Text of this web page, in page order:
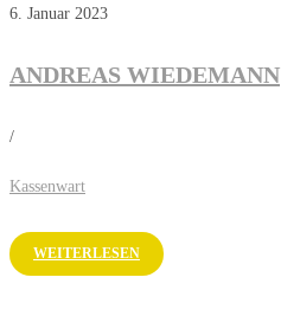
6. Januar 2023
ANDREAS WIEDEMANN
/
Kassenwart
WEITERLESEN